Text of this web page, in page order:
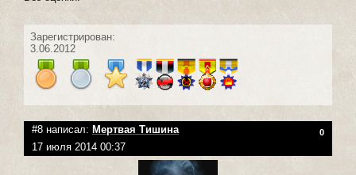
Зарегистрирован:
3.06.2012
#8 написал: Мертвая Тишина 0
17 июля 2014 00:37